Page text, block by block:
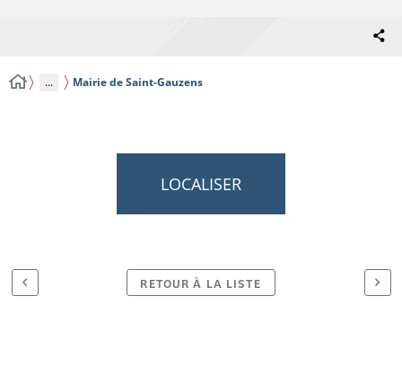
... Mairie de Saint-Gauzens
LOCALISER
RETOUR À LA LISTE